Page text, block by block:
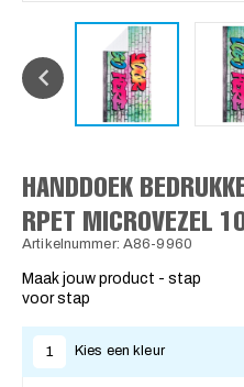
HANDDOEK
RPET MICROVEZEL
Artikelnummer: A86-9960
Maak jouw product - stap
voor stap
1 Kies een kleur